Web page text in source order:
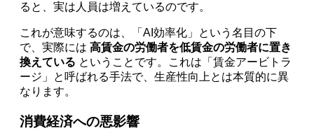
ると、実は人員は増えているのです。
これが意味するのは、「AI効率化」という名目の下
で、実際には高賃金の労働者を低賃金の労働者に置き
換えている ということです。これは「賃金アービトラ
ージ」と呼ばれる手法で、生産性向上とは本質的に異
なります。
消費経済への悪影響